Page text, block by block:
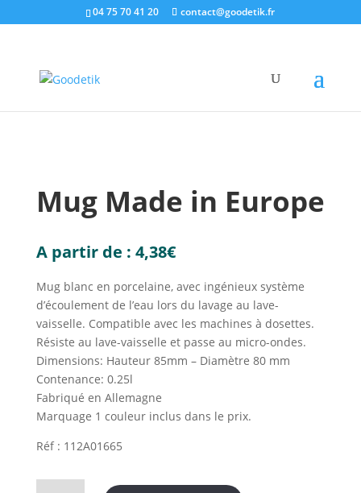
04 75 70 41 20 contact@goodetik.fr
e-shop/Made in Europe Objets made in Europe
Mug Made in Europe
A partir de : 4,38€
Mug blanc en porcelaine, avec ingénieux système
d’écoulement de l’eau lors du lavage au lave-
vaisselle. Compatible avec les machines à dosettes.
Résiste au lave-vaisselle et passe au micro-ondes.
Dimensions: Hauteur 85mm – Diamètre 80 mm
Contenance: 0.25l
Fabriqué en Allemagne
Marquage 1 couleur inclus dans le prix.
Réf : 112A01665